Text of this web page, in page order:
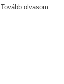
Tovább olvasom